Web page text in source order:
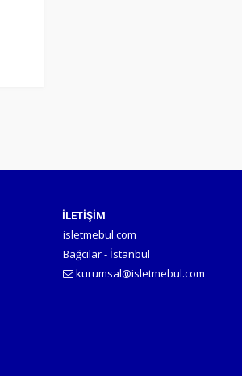
İLETİŞİM
isletmebul.com
Bağcılar- İstanbul
kurumsal@isletmebul.com